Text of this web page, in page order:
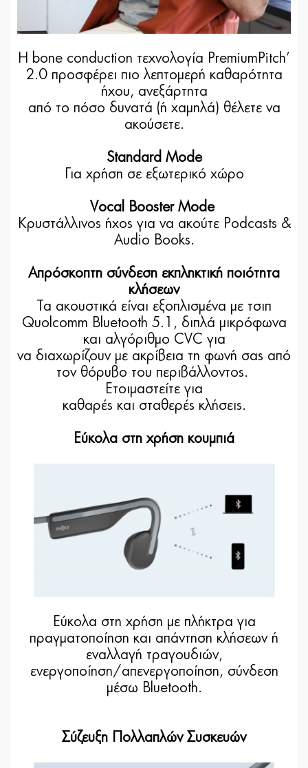
Η bone conduction τεχνολογία PremiumPitch’
2.0 προσφέρει πιο λεπτομερή καθαρότητα
ήχου, ανεξάρτητα
από το πόσο δυνατά (ή χαμηλά) θέλετε να
ακούσετε.
Standard Mode
Για χρήση σε εξωτερικό χώρο
Vocal Booster Mode
Κρυστάλλινος ήχος για να ακούτε Podcasts &
Audio Books.
Απρόσκοπτη σύνδεση εκπληκτική ποιότητα
κλήσεων
Τα ακουστικά είναι εξοπλισμένα με τσιπ
Quolcomm Bluetooth 5.1, διπλά μικρόφωνα
και αλγόριθμο CVC για
να διαχωρίζουν με ακρίβεια τη φωνή σας από
τον θόρυβο του περιβάλλοντος.
Ετοιμαστείτε για
καθαρές και σταθερές κλήσεις.
Εύκολα στη χρήση κουμπιά
Εύκολα στη χρήση με πλήκτρα για
πραγματοποίηση και απάντηση κλήσεων ή
εναλλαγή τραγουδιών,
ενεργοποίηση/απενεργοποίηση, σύνδεση
μέσω Bluetooth.
Σύζευξη Πολλαπλών Συσκευών